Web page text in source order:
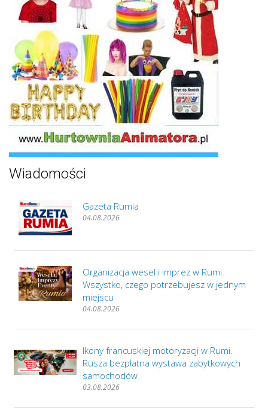
Wiadomości
Gazeta Rumia
04.08.2026
Organizacja wesel i imprez w Rumi.
Wszystko, czego potrzebujesz w jednym
miejscu
04.08.2026
Ikony francuskiej motoryzacji w Rumi.
Rusza bezpłatna wystawa zabytkowych
samochodów
03.08.2026